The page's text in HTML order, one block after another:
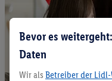
Bevor es
Daten
Wir als Betreiber der